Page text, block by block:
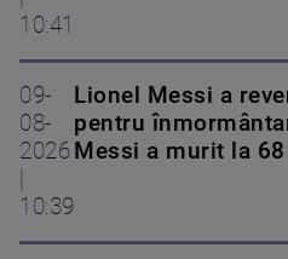
10:41
09-
08-
2026
10:39
Lionel Messi a
pentru
Messi a murit la